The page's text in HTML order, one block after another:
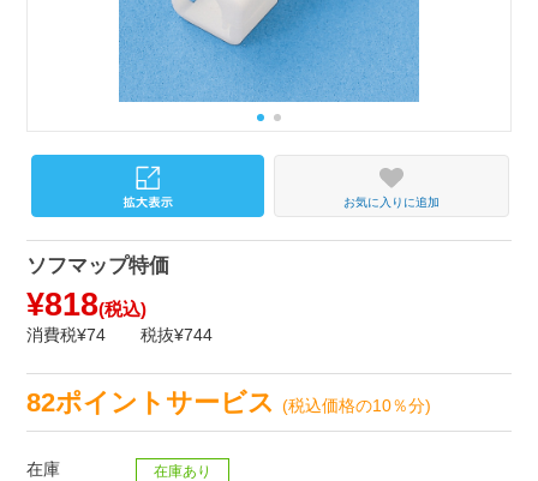
お気に入りに追加
ソフマップ特価
¥818(税込)
消費税¥74 税抜¥744
82ポイントサービス(税込価格の10％分)
在庫 在庫あり